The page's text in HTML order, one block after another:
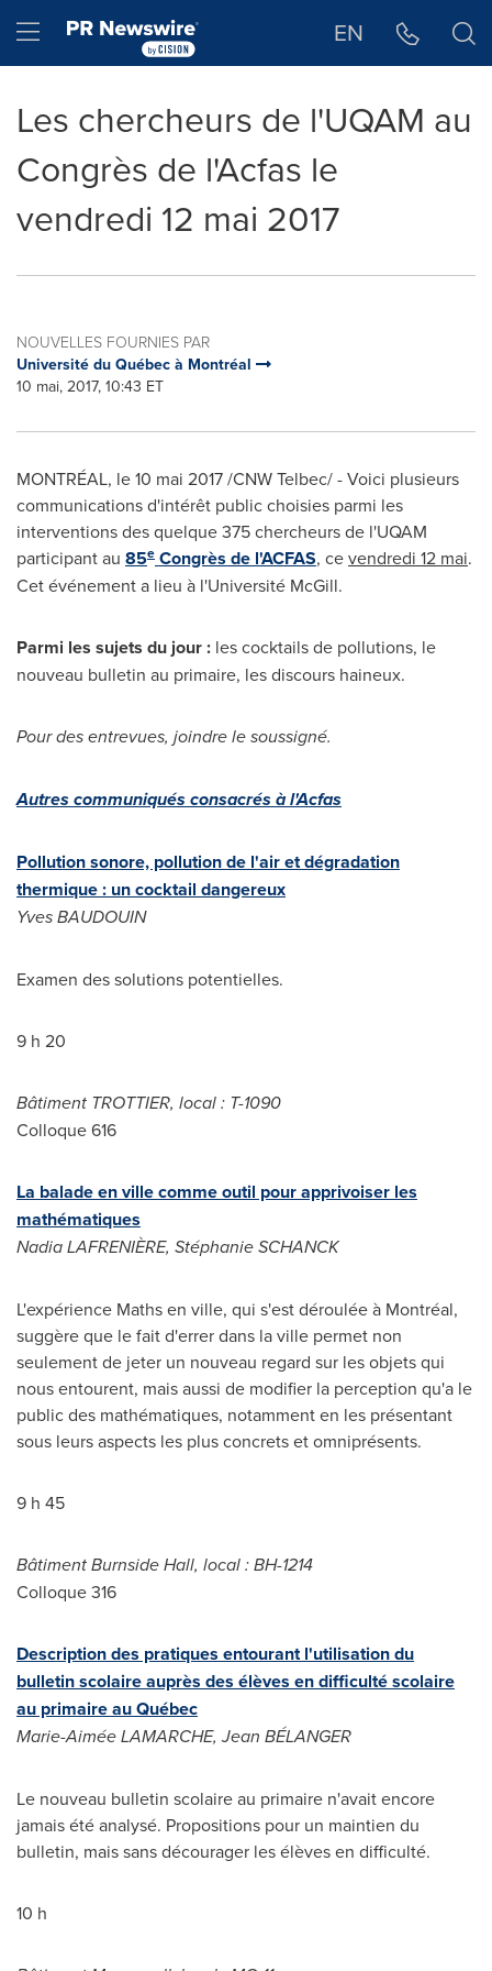
Hamburger menu EN
Les chercheurs de l'UQAM au
Congrès de l'Acfas le
vendredi 12 mai 2017
NOUVELLES FOURNIES PAR
Université du Québec à Montréal
10 mai, 2017, 10:43 ET
MONTRÉAL, le 10 mai 2017 /CNW Telbec/ - Voici plusieurs
communications d'intérêt public choisies parmi les
interventions des quelque 375 chercheurs de l'UQAM
participant au 85e Congrès de l'ACFAS, cevendredi 12 mai.
Cet événement a lieu à l'Université McGill.
Parmi les sujets du jour : les cocktails de pollutions, le
nouveau bulletin au primaire, les discours haineux.
Pour des entrevues, joindre le soussigné.
Autres communiqués consacrés à l'Acfas
Pollution sonore, pollution de l'air et dégradation
thermique : un cocktail dangereux
Yves BAUDOUIN
Examen des solutions potentielles.
9 h 20
Bâtiment TROTTIER, local : T-1090
Colloque 616
La balade en ville comme outil pour apprivoiser les
mathématiques
Nadia LAFRENIÈRE, Stéphanie SCHANCK
L'expérience Maths en ville, qui s'est déroulée à Montréal,
suggère que le fait d'errer dans la ville permet non
seulement de jeter un nouveau regard sur les objets qui
nous entourent, mais aussi de modifier la perception qu'a le
public des mathématiques, notamment en les présentant
sous leurs aspects les plus concrets et omniprésents.
9 h 45
Bâtiment Burnside Hall, local : BH-1214
Colloque 316
Description des pratiques entourant l'utilisation du
bulletin scolaire auprès des élèves en difficulté scolaire
au primaire au Québec
Marie-AiméeLAMARCHE, Jean BÉLANGER
Le nouveau bulletin scolaire au primaire n'avait encore
jamais été analysé. Propositions pour un maintien du
bulletin, mais sans décourager les élèves en difficulté.
10 h